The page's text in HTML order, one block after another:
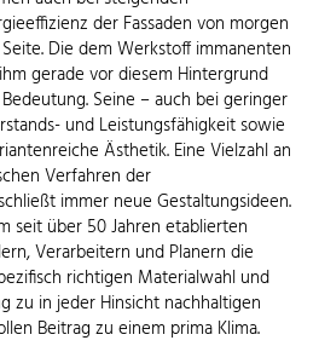
der Fassaden von morgen
Die dem Werkstoff immanenten
gerade vor diesem Hintergrund
Seine – auch bei geringer
und Leistungsfähigkeit sowie
Ästhetik. Eine Vielzahl an
Verfahren der
immer neue Gestaltungsideen.
seit über 50 Jahren etablierten
Verarbeitern und Planern die
richtigen Materialwahl und
zu in jeder Hinsicht nachhaltigen
Beitrag zu einem prima Klima.